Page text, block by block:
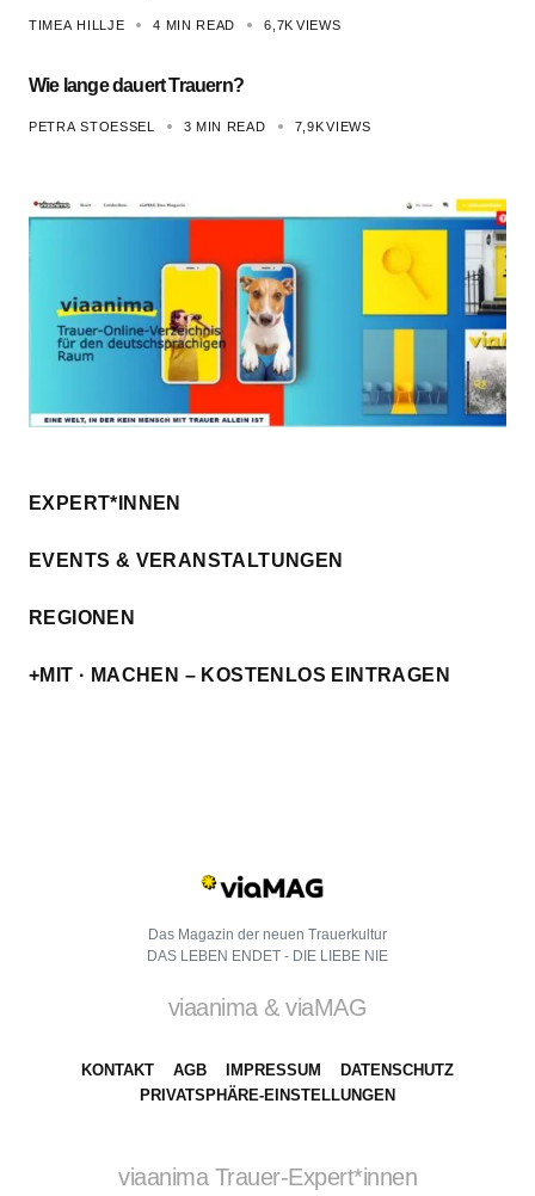
TIMEA HILLJE 4 MIN READ 6,7K VIEWS
Wie lange dauert Trauern?
PETRA STOESSEL 3 MIN READ 7,9KVIEWS
EXPERT*INNEN
EVENTS & VERANSTALTUNGEN
REGIONEN
+MIT · MACHEN – KOSTENLOS EINTRAGEN
Das Magazin der neuen Trauerkultur
DAS LEBEN ENDET - DIE LIEBE NIE
viaanima & viaMAG
KONTAKT AGB IMPRESSUM
DATENSCHUTZ
PRIVATSPHÄRE-EINSTELLUNGEN
viaanima Trauer-Expert*innen